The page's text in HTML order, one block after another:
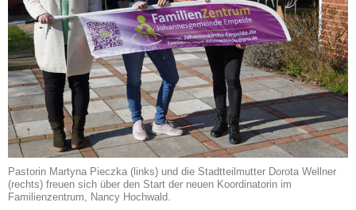
Pastorin Martyna Pieczka (links) und die Stadtteilmutter Dorota Wellner
(rechts) freuen sich über den Start der neuen Koordinatorin im
Familienzentrum, Nancy Hochwald.